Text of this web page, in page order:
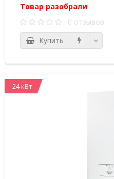
Товар разобрали
0 отзывов
Купить
24 кВт